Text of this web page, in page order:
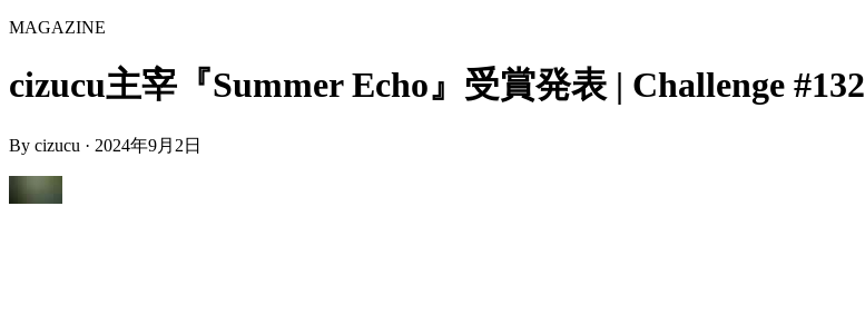
MAGAZINE
cizucu主宰『Summer Echo』受賞発表 | Challenge #132
By cizucu · 2024年9月2日